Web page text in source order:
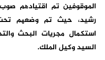
الموقوفین تم اقتیادھم
رشید، حیث تم وضعھم تحت
استكمال مجریات البحث
السید وكیل الملك.